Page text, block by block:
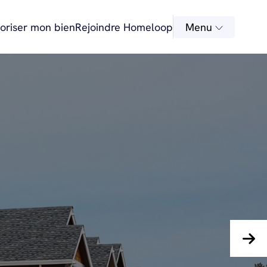
mon bienRejoindre Homeloop Menu